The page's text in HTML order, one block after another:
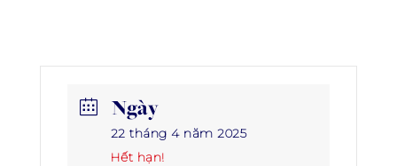
Ngày
22 tháng 4 năm 2025
Hết hạn!